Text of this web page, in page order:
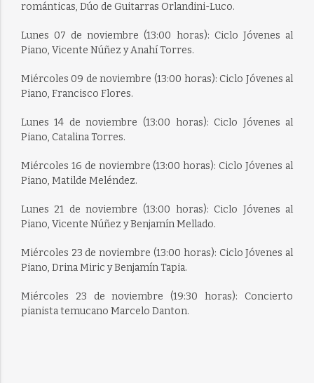
románticas, Dúo de Guitarras Orlandini-Luco.
Lunes 07 de noviembre (13:00 horas): Ciclo Jóvenes al
Piano, Vicente Núñez y Anahí Torres.
Miércoles 09 de noviembre (13:00 horas): Ciclo Jóvenes al
Piano, Francisco Flores.
Lunes 14 de noviembre (13:00 horas): Ciclo Jóvenes al
Piano, Catalina Torres.
Miércoles 16 de noviembre (13:00 horas): Ciclo Jóvenes al
Piano, Matilde Meléndez.
Lunes 21 de noviembre (13:00 horas): Ciclo Jóvenes al
Piano, Vicente Núñez y Benjamín Mellado.
Miércoles 23 de noviembre (13:00 horas): Ciclo Jóvenes al
Piano, Drina Miric y Benjamín Tapia.
Miércoles 23 de noviembre (19:30 horas): Concierto
pianista temucano Marcelo Danton.